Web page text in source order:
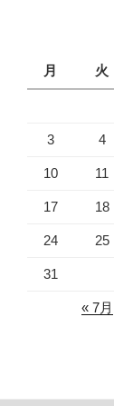
月
火
3 4
10 11
17 18
24 25
31
« 7月